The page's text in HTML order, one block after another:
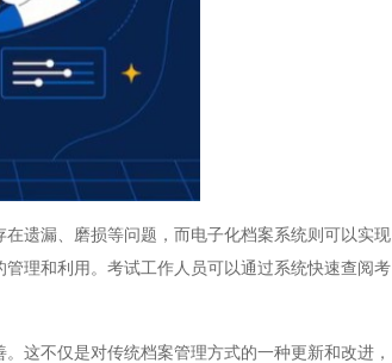
遗漏、磨损等问题，而电子化档案系统则可以实现
理和利用。考试工作人员可以通过系统快速查阅考
不仅是对传统档案管理方式的一种更新和改进，